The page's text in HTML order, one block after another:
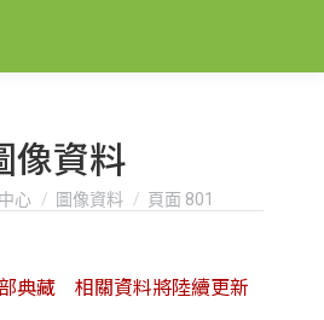
像資料
心 圖像資料 頁面 801
典藏 相關資料將陸續更新